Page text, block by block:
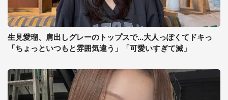
生見愛瑠、肩出しグレーのトップスで...大人っぽくてドキっ
「ちょっといつもと雰囲気違う」「可愛いすぎて滅」